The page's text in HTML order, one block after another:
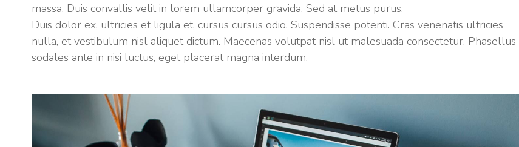
massa. Duis convallis velit in lorem ullamcorper gravida. Sed at metus purus.
Duis dolor ex, ultricies et ligula et, cursus cursus odio. Suspendisse potenti. Cras venenatis ultricies
nulla, et vestibulum nisl aliquet dictum. Maecenas volutpat nisl ut malesuada consectetur. Phasellus
sodales ante in nisi luctus, eget placerat magna interdum.